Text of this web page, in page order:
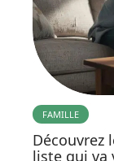
FAMILLE
Découvrez
liste qui va